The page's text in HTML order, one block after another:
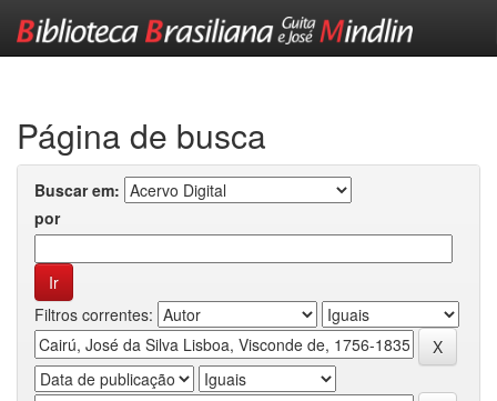
Página de busca
Buscar em:
por
Filtros correntes: